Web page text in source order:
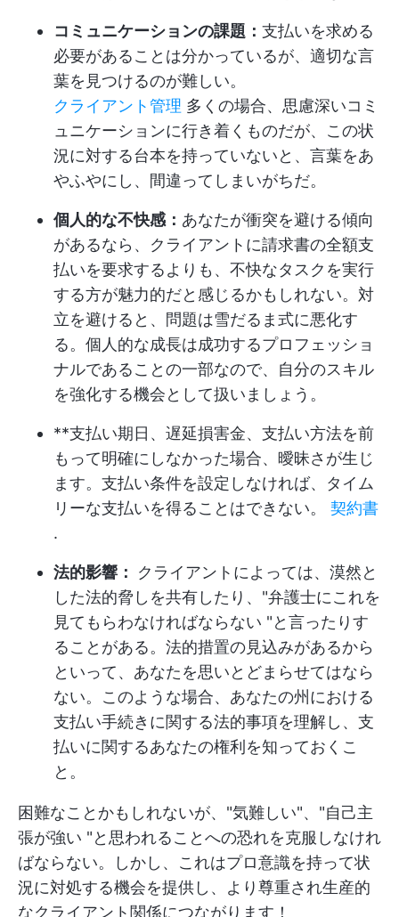
コミュニケーションの課題： 支払いを求める
必要があることは分かっているが、適切な言
葉を見つけるのが難しい。
クライアント管理 多くの場合、思慮深いコミ
ュニケーションに行き着くものだが、この状
況に対する台本を持っていないと、言葉をあ
やふやにし、間違ってしまいがちだ。
個人的な不快感： あなたが衝突を避ける傾向
があるなら、クライアントに請求書の全額支
払いを要求するよりも、不快なタスクを実行
する方が魅力的だと感じるかもしれない。対
立を避けると、問題は雪だるま式に悪化す
る。個人的な成長は成功するプロフェッショ
ナルであることの一部なので、自分のスキル
を強化する機会として扱いましょう。
**支払い期日、遅延損害金、支払い方法を前
もって明確にしなかった場合、曖昧さが生じ
ます。支払い条件を設定しなければ、タイム
リーな支払いを得ることはできない。 契約書
.
法的影響： クライアントによっては、漠然と
した法的脅しを共有したり、"弁護士にこれを
見てもらわなければならない "と言ったりす
ることがある。法的措置の見込みがあるから
といって、あなたを思いとどまらせてはなら
ない。このような場合、あなたの州における
支払い手続きに関する法的事項を理解し、支
払いに関するあなたの権利を知っておくこ
と。
困難なことかもしれないが、"気難しい"、"自己主
張が強い "と思われることへの恐れを克服しなけれ
ばならない。しかし、これはプロ意識を持って状
況に対処する機会を提供し、より尊重され生産的
なクライアント関係につながります！